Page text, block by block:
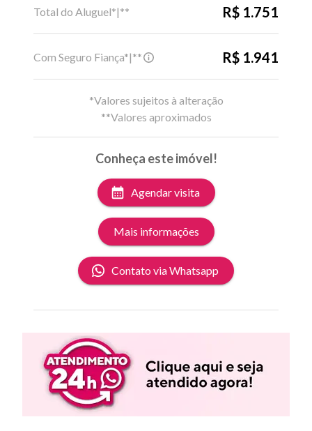
Total do Aluguel*|**
R$ 1.751
Com Seguro Fiança*|** R$ 1.941
*Valores sujeitos à alteração
**Valores aproximados
Conheça este imóvel!
Agendar visita
Mais informações
Contato via Whatsapp